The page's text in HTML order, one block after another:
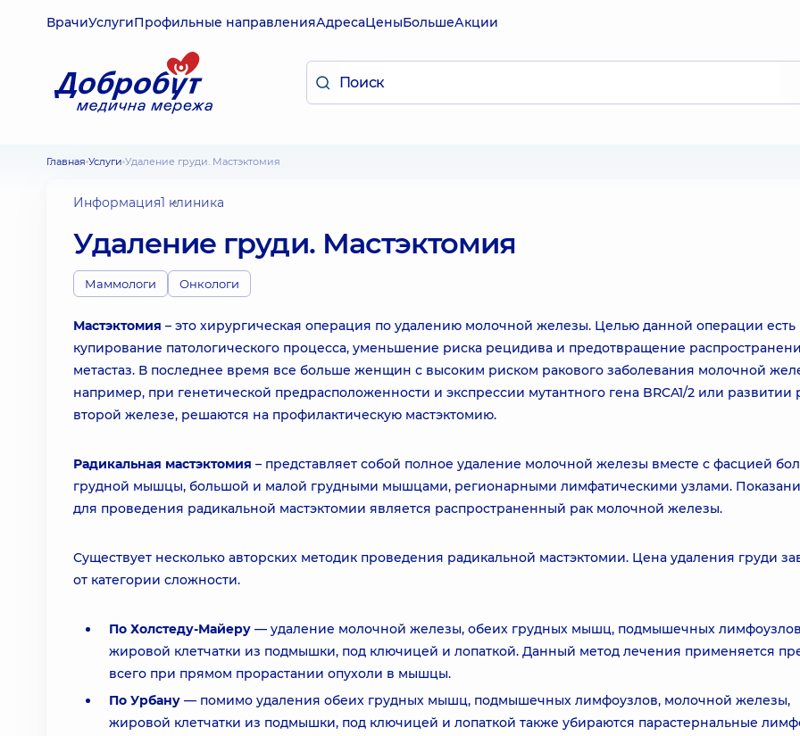
ВрачиУслугиПрофильные направленияАдресаЦеныБольшеАкции
Главная Услуги Удаление груди. Мастэктомия
Информация1 клиника
Удаление груди. Мастэктомия
Маммологи Онкологи
Мастэктомия – это хирургическая операция по удалению молочной железы. Целью данной операции есть
купирование патологического процесса, уменьшение риска рецидива и предотвращение
метастаз. В последнее время все больше женщин с высоким риском ракового заболевания молочной
например, при генетической предрасположенности и экспрессии мутантного гена BRCA1/2 или развитии
второй железе, решаются на профилактическую мастэктомию.
Радикальная мастэктомия – представляет собой полное удаление молочной железы вместе с фасцией
грудной мышцы, большой и малой грудными мышцами, регионарными лимфатическими узлами.
для проведения радикальной мастэктомии является распространенный рак молочной железы.
Существует несколько авторских методик проведения радикальной мастэктомии. Цена удаления груди
от категории сложности.
По Холстеду-Майеру — удаление молочной железы, обеих грудных мышц, подмышечных
жировой клетчатки из подмышки, под ключицей и лопаткой. Данный метод лечения применяется
всего при прямом прорастании опухоли в мышцы.
По Урбану — помимо удаления обеих грудных мышц, подмышечных лимфоузлов, молочной железы,
жировой клетчатки из подмышки, под ключицей и лопаткой также убираются парастернальные